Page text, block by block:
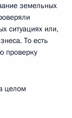
земельных
ситуациях или,
То есть
проверку
целом